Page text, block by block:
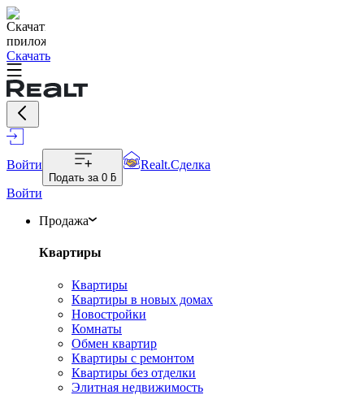
Скачать
Войти
Подать за 0 ƃ
Realt.Сделка
Войти
Продажа
Квартиры
Квартиры
Квартиры в новых домах
Новостройки
Комнаты
Обмен квартир
Квартиры с ремонтом
Квартиры без отделки
Элитная недвижимость